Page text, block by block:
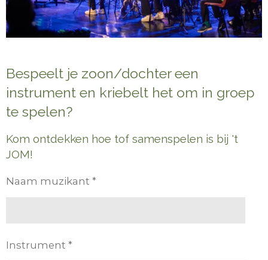
Bespeelt je zoon/dochter een
instrument en kriebelt het om in groep
te spelen?
Kom ontdekken hoe tof samenspelen is bij 't
JOM!
Naam muzikant *
Instrument *